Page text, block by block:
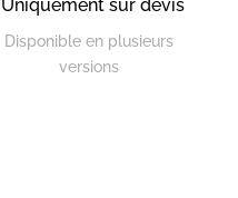
Uniquement sur devis
Disponible en plusieurs
versions